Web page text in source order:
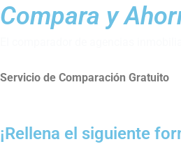
Compara y
Servicio de Comparación Gratuito
¡Rellena el siguiente